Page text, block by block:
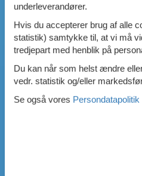
underleverandører.
Hvis du accepterer brug af alle
statistik) samtykke til, at vi må
tredjepart med henblik på
Du kan når som helst ændre
vedr. statistik og/eller
Se også vores Persondatapolitik